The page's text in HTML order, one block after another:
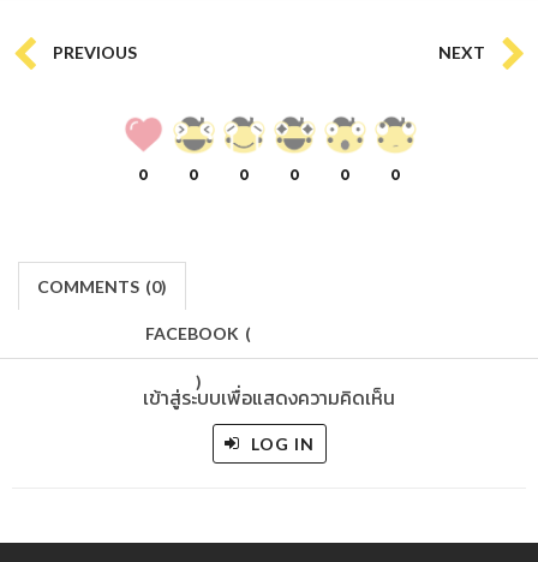
PREVIOUS NEXT
0 0 0 0 0 0
COMMENTS (0)
FACEBOOK (
)
เข้าสู่ระบบเพื่อแสดงความคิดเห็น
LOG IN